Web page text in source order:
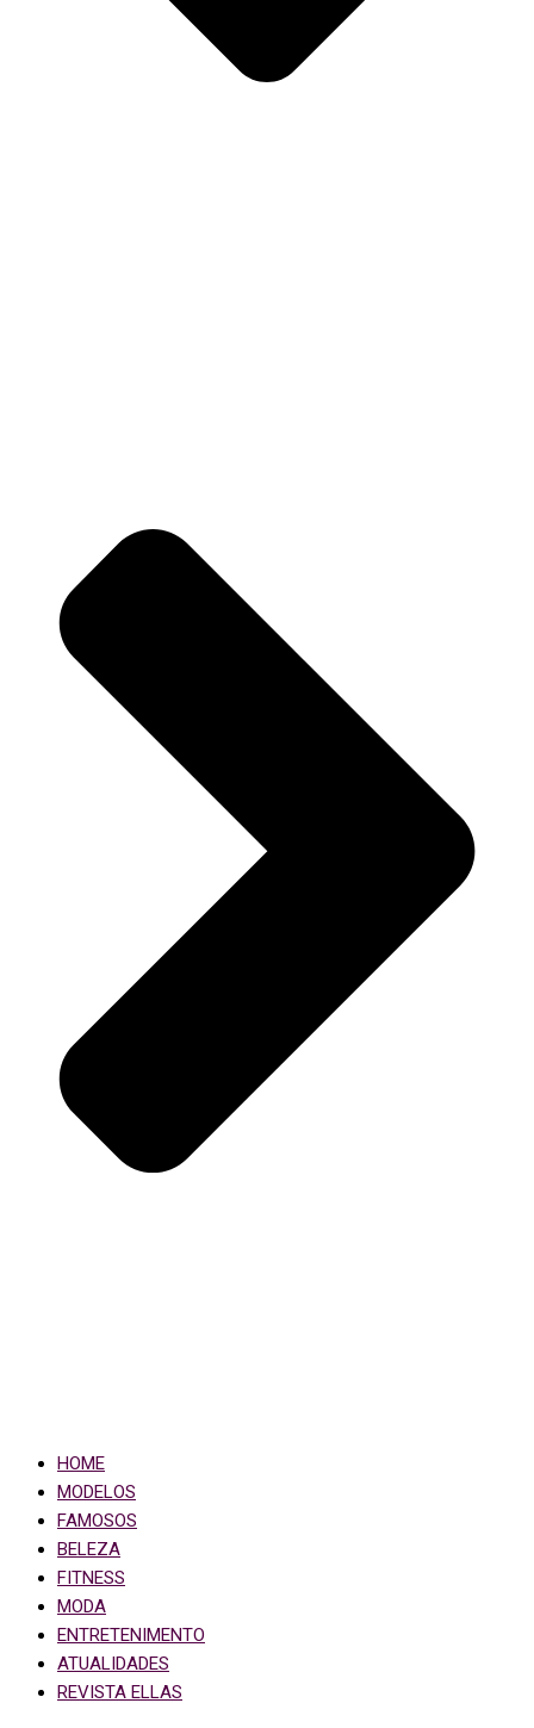
HOME
MODELOS
FAMOSOS
BELEZA
FITNESS
MODA
ENTRETENIMENTO
ATUALIDADES
REVISTA ELLAS